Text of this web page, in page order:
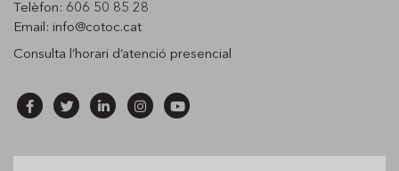
Telèfon: 606 50 85 28
Email: info@cotoc.cat
Consulta l’horari d’atenció presencial